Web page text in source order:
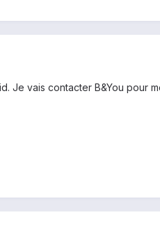
Je vais contacter B&You pour